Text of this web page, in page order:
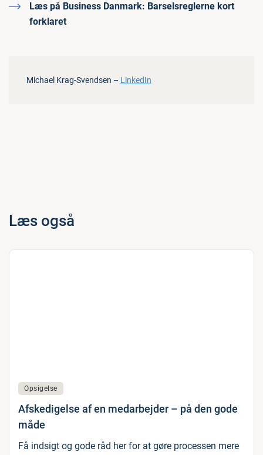
Læs på Business Danmark: Barselsreglerne kort
forklaret
Michael Krag-Svendsen – LinkedIn
Læs også
Opsigelse
Afskedigelse af en medarbejder – på den gode
måde
Få indsigt og gode råd her for at gøre processen mere